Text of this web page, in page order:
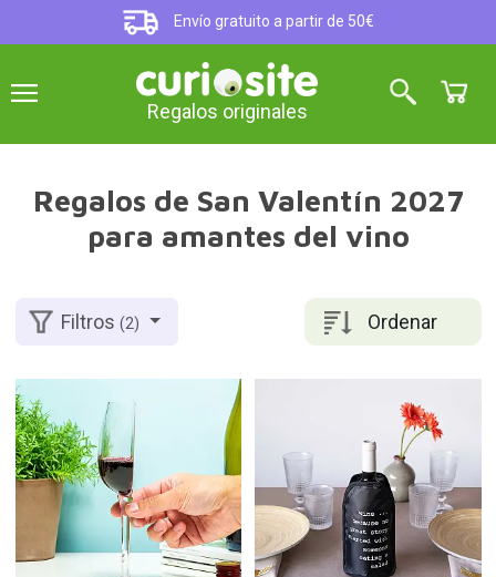
Envío gratuito a partir de 50€
Regalos originales
Regalos de San Valentín 2027
para amantes del vino
Ordenar
Filtros(2)